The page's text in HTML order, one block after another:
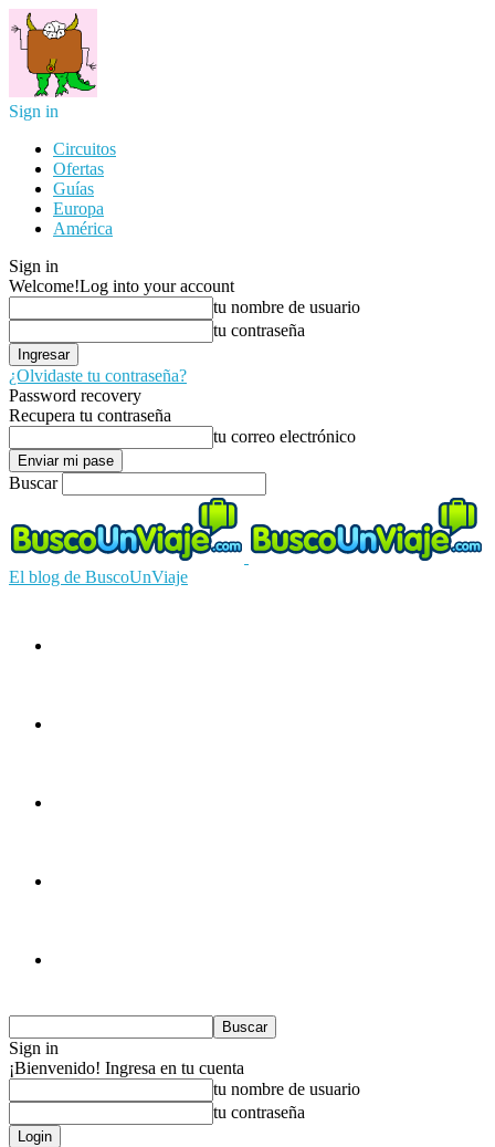
Sign in
Circuitos
Ofertas
Guías
Europa
América
Sign in
Welcome!Log into your account
tu nombre de usuario
tu contraseña
¿Olvidaste tu contraseña?
Password recovery
Recupera tu contraseña
tu correo electrónico
Buscar
El blog de BuscoUnViaje
Sign in
¡Bienvenido! Ingresa en tu cuenta
tu nombre de usuario
tu contraseña